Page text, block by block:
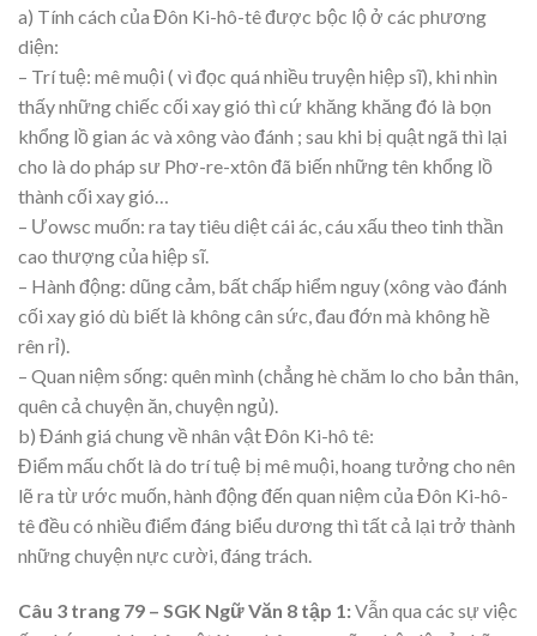
a) Tính cách của Đôn Ki-hô-tê được bộc lộ ở các phương
diện:
– Trí tuệ: mê muội ( vì đọc quá nhiều truyện hiệp sĩ), khi nhìn
thấy những chiếc cối xay gió thì cứ khăng khăng đó là bọn
khổng lồ gian ác và xông vào đánh ; sau khi bị quật ngã thì lại
cho là do pháp sư Phơ-re-xtôn đã biến những tên khổng lồ
thành cối xay gió…
– Ưowsc muốn: ra tay tiêu diệt cái ác, cáu xấu theo tinh thần
cao thượng của hiệp sĩ.
– Hành động: dũng cảm, bất chấp hiểm nguy (xông vào đánh
cối xay gió dù biết là không cân sức, đau đớn mà không hề
rên rỉ).
– Quan niệm sống: quên mình (chẳng hè chăm lo cho bản thân,
quên cả chuyện ăn, chuyện ngủ).
b) Đánh giá chung về nhân vật Đôn Ki-hô tê:
Điểm mấu chốt là do trí tuệ bị mê muội, hoang tưởng cho nên
lẽ ra từ ước muốn, hành động đến quan niệm của Đôn Ki-hô-
tê đều có nhiều điểm đáng biểu dương thì tất cả lại trở thành
những chuyện nực cười, đáng trách.
Câu 3 trang 79 – SGK Ngữ Văn 8 tập 1:Vẫn qua các sự việc